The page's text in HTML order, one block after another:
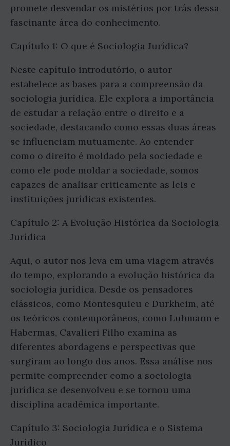
promete desvendar os mistérios por trás dessa
fascinante área do conhecimento.
Capítulo 1: O que é Sociologia Jurídica?
Neste capítulo introdutório, o autor
estabelece as bases para a compreensão da
sociologia jurídica. Ele explora a importância
de estudar a relação entre o direito e a
sociedade, destacando como essas duas áreas
se influenciam mutuamente. Ao entender
como o direito é moldado pela sociedade e
como ele pode moldar a sociedade, somos
capazes de analisar criticamente as leis e
instituições jurídicas existentes.
Capítulo 2: A Evolução Histórica da Sociologia
Jurídica
Aqui, o autor nos leva em uma viagem através
do tempo, explorando a evolução histórica da
sociologia jurídica. Desde os pensadores
clássicos, como Montesquieu e Durkheim, até
os teóricos contemporâneos, como Luhmann e
Habermas, Cavalieri Filho examina as
diferentes abordagens e perspectivas que
surgiram ao longo dos anos. Essa análise nos
permite compreender como a sociologia
jurídica se desenvolveu e se tornou uma
disciplina acadêmica importante.
Capítulo 3: Sociologia Jurídica e o Sistema
Jurídico